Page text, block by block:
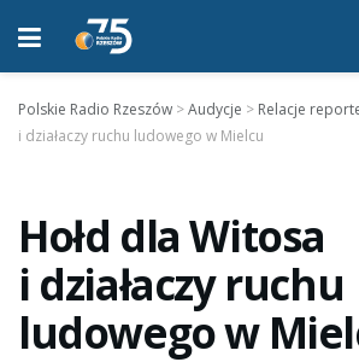
Polskie Radio Rzeszów >Audycje > Relacje
i działaczy ruchu ludowego w Mielcu
Hołd dla Witosa
i działaczy ruchu
ludowego w